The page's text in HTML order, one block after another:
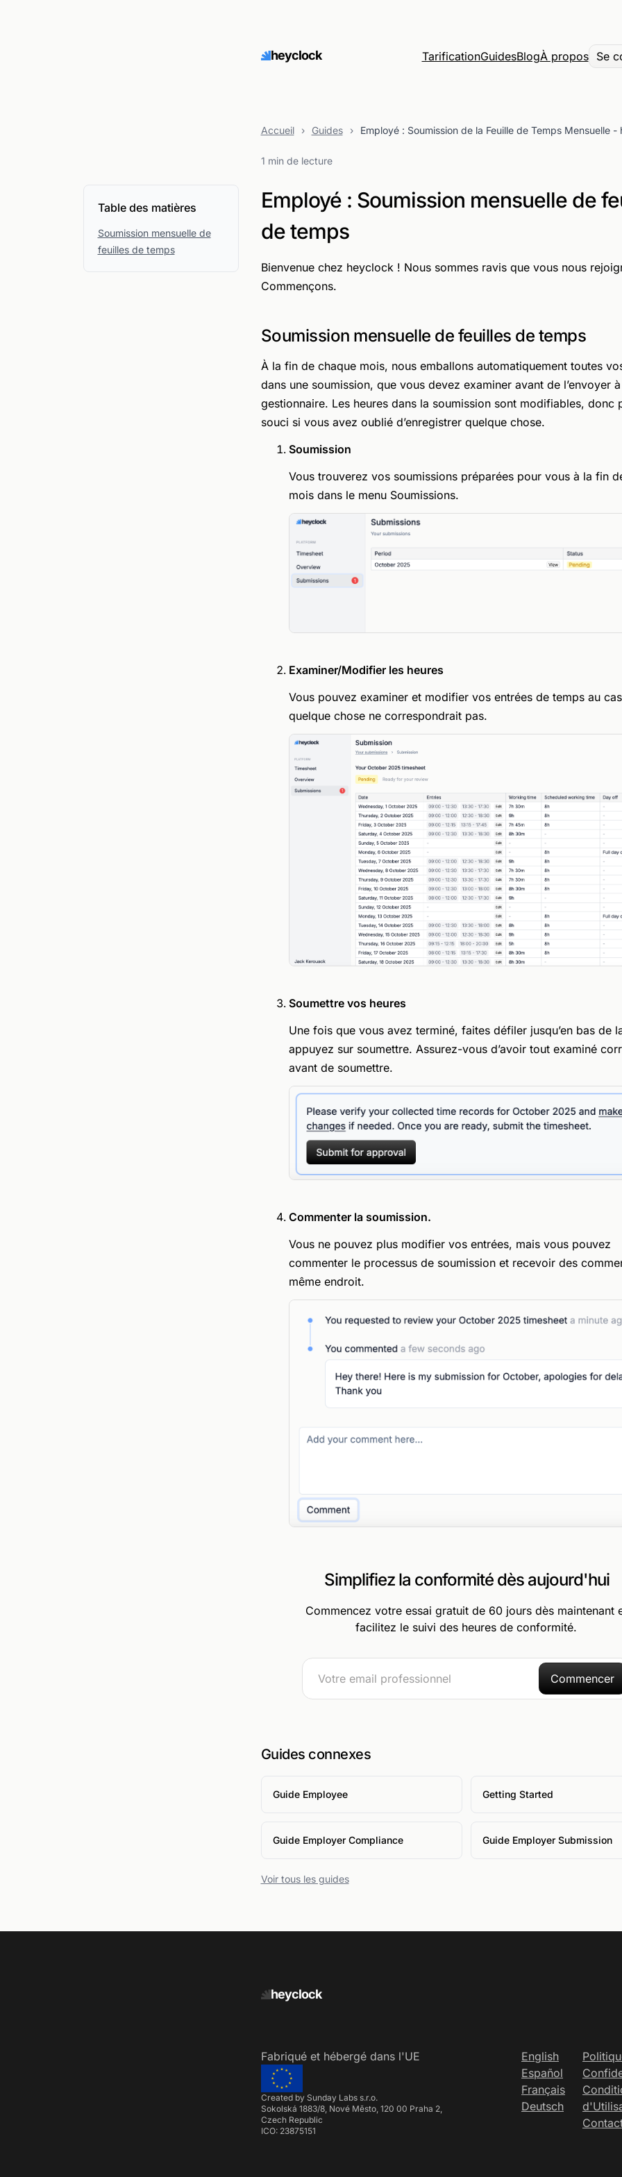
heyclock TarificationGuidesBlogÀ propos Se
Accueil › Guides › Employé : Soumission de la Feuille de Temps Mensuelle -
1 min de lecture
Table des matières
Soumission mensuelle de
feuilles de temps
Employé : Soumission mensuelle de
de temps
Bienvenue chez heyclock ! Nous sommes ravis que vous nous
Commençons.
Soumission mensuelle de feuilles de temps
À la fin de chaque mois, nous emballons automatiquement toutes
dans une soumission, que vous devez examiner avant de l’envoyer
gestionnaire. Les heures dans la soumission sont modifiables, donc
souci si vous avez oublié d’enregistrer quelque chose.
Soumission
Vous trouverez vos soumissions préparées pour vous à la fin
mois dans le menu Soumissions.
Examiner/Modifier les heures
Vous pouvez examiner et modifier vos entrées de temps au
quelque chose ne correspondrait pas.
Soumettre vos heures
Une fois que vous avez terminé, faites défiler jusqu’en bas de
appuyez sur soumettre. Assurez-vous d’avoir tout examiné
avant de soumettre.
Commenter la soumission.
Vous ne pouvez plus modifier vos entrées, mais vous pouvez
commenter le processus de soumission et recevoir des
même endroit.
Simplifiez la conformité dès aujourd'hui
Commencez votre essai gratuit de 60 jours dès maintenant
facilitez le suivi des heures de conformité.
Commencer
Guides connexes
Guide Employee Getting Started
Guide Employer Compliance Guide Employer Submission
Voir tous les guides
heyclock
Fabriqué et hébergé dans l'UE
Created by Sunday Labs s.r.o.
Sokolská 1883/8, Nové Město, 120 00 Praha 2,
Czech Republic
ICO: 23875151
English
Español
Français
Deutsch